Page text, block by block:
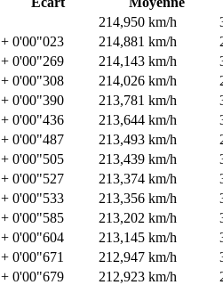
214,950 km/h
+ 0'00"023 214,881 km/h
+ 0'00"269 214,143 km/h
+ 0'00"308 214,026 km/h
+ 0'00"390 213,781 km/h
+ 0'00"436 213,644 km/h
+ 0'00"487 213,493 km/h
+ 0'00"505 213,439 km/h
+ 0'00"527 213,374 km/h
+ 0'00"533 213,356 km/h
+ 0'00"585 213,202 km/h
+ 0'00"604 213,145 km/h
+ 0'00"671 212,947 km/h
+ 0'00"679 212,923 km/h